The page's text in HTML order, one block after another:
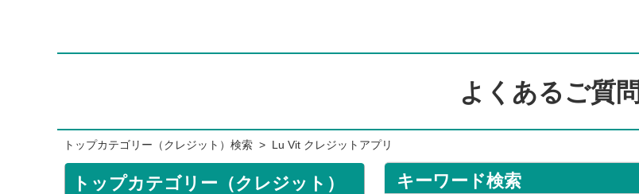
よくあるご質問
トップカテゴリー（クレジット）検索 > Lu Vit クレジットアプリ
トップカテゴリー（クレジット）
キーワード検索